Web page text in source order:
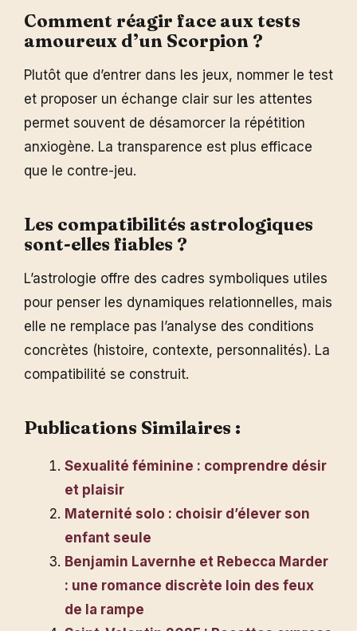
Comment réagir face aux tests
amoureux d’un Scorpion ?
Plutôt que d’entrer dans les jeux, nommer le test
et proposer un échange clair sur les attentes
permet souvent de désamorcer la répétition
anxiogène. La transparence est plus efficace
que le contre-jeu.
Les compatibilités astrologiques
sont-elles fiables ?
L’astrologie offre des cadres symboliques utiles
pour penser les dynamiques relationnelles, mais
elle ne remplace pas l’analyse des conditions
concrètes (histoire, contexte, personnalités). La
compatibilité se construit.
Publications Similaires :
Sexualité féminine : comprendre désir
et plaisir
Maternité solo : choisir d’élever son
enfant seule
Benjamin Lavernhe et Rebecca Marder
: une romance discrète loin des feux
de la rampe